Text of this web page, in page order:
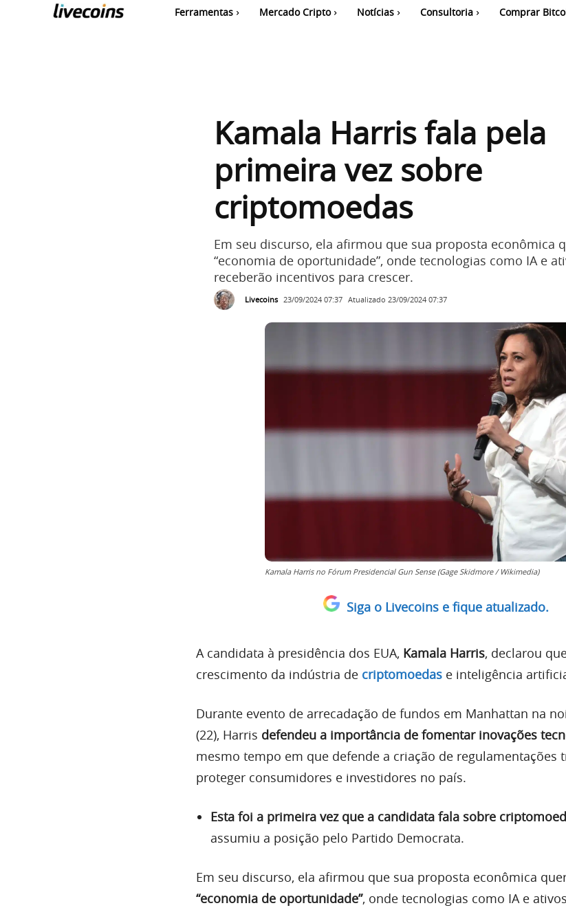
Ferramentas Mercado Cripto Notícias Consultoria Comprar
Kamala Harris fala pela
primeira vez sobre
criptomoedas
Em seu discurso, ela afirmou que sua proposta econômica
“economia de oportunidade”, onde tecnologias como IA e
receberão incentivos para crescer.
Livecoins 23/09/2024 07:37 Atualizado 23/09/2024 07:37
Kamala Harris no Fórum Presidencial Gun Sense (Gage Skidmore / Wikimedia)
Siga o Livecoins e fique atualizado.
A candidata à presidência dos EUA, Kamala Harris, declarou
crescimento da indústria de criptomoedas e inteligência
Durante evento de arrecadação de fundos em Manhattan na
(22), Harris defendeu a importância de fomentar inovações
mesmo tempo em que defende a criação de regulamentações
proteger consumidores e investidores no país.
Esta foi a primeira vez que a candidata fala sobre
assumiu a posição pelo Partido Democrata.
Em seu discurso, ela afirmou que sua proposta econômica
“economia de oportunidade”, onde tecnologias como IA e